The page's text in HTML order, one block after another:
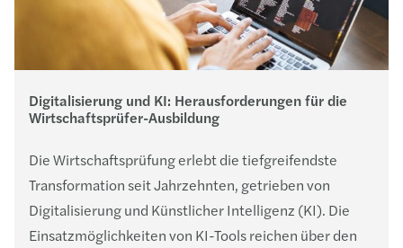
Digitalisierung und KI: Herausforderungen für die
Wirtschaftsprüfer-Ausbildung
Die Wirtschaftsprüfung erlebt die tiefgreifendste
Transformation seit Jahrzehnten, getrieben von
Digitalisierung und Künstlicher Intelligenz (KI). Die
Einsatzmöglichkeiten von KI-Tools reichen über den